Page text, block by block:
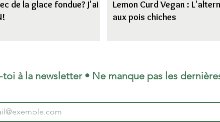
de la glace fondue? J'ai
Lemon Curd Vegan :
aux pois chiches
à la newsletter • Ne manque pas les